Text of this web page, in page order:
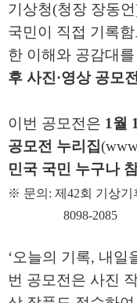
기상청(청장 장동언
국민이 직접 기록함
한 이해와 공감대
후 사진·영상 공모전
이번 공모전은 1월
공모전 누리집
민국 국민 누구나
※ 문의 : 제 42회 기상기
8098-2085
‘오늘의 기록, 내일
번 공모전은 사진